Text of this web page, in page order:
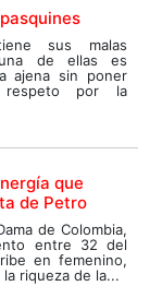
sus malas
de ellas es
ajena sin poner
por la
que
de Petro
de Colombia,
entre 32 del
en femenino,
riqueza de la...